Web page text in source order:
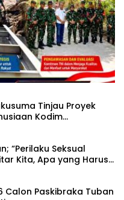
Tinjau Proyek
Kodim
“Perilaku Seksual
Kita, Apa yang Harus
Calon Paskibraka Tuban